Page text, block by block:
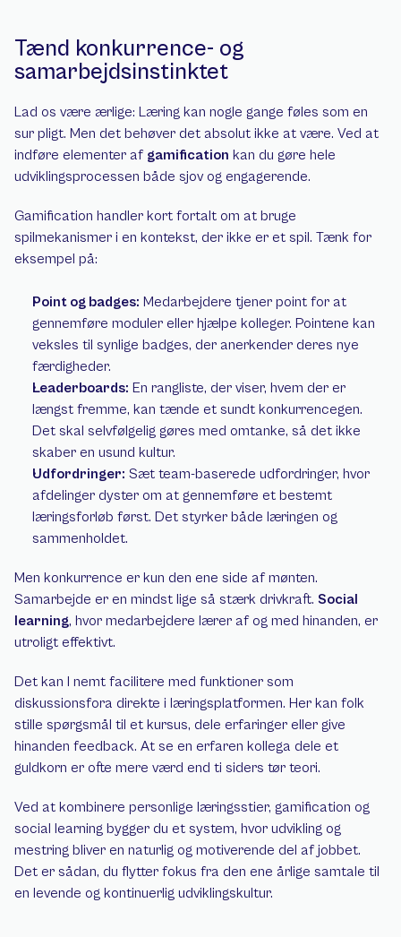
Tænd konkurrence- og
samarbejdsinstinktet
Lad os være ærlige: Læring kan nogle gange føles som en
sur pligt. Men det behøver det absolut ikke at være. Ved at
indføre elementer af gamification kan du gøre hele
udviklingsprocessen både sjov og engagerende.
Gamification handler kort fortalt om at bruge
spilmekanismer i en kontekst, der ikke er et spil. Tænk for
eksempel på:
Point og badges: Medarbejdere tjener point for at
gennemføre moduler eller hjælpe kolleger. Pointene kan
veksles til synlige badges, der anerkender deres nye
færdigheder.
Leaderboards: En rangliste, der viser, hvem der er
længst fremme, kan tænde et sundt konkurrencegen.
Det skal selvfølgelig gøres med omtanke, så det ikke
skaber en usund kultur.
Udfordringer: Sæt team-baserede udfordringer, hvor
afdelinger dyster om at gennemføre et bestemt
læringsforløb først. Det styrker både læringen og
sammenholdet.
Men konkurrence er kun den ene side af mønten.
Samarbejde er en mindst lige så stærk drivkraft. Social
learning, hvor medarbejdere lærer af og med hinanden, er
utroligt effektivt.
Det kan I nemt facilitere med funktioner som
diskussionsfora direkte i læringsplatformen. Her kan folk
stille spørgsmål til et kursus, dele erfaringer eller give
hinanden feedback. At se en erfaren kollega dele et
guldkorn er ofte mere værd end ti siders tør teori.
Ved at kombinere personlige læringsstier, gamification og
social learning bygger du et system, hvor udvikling og
mestring bliver en naturlig og motiverende del af jobbet.
Det er sådan, du flytter fokus fra den ene årlige samtale til
en levende og kontinuerlig udviklingskultur.